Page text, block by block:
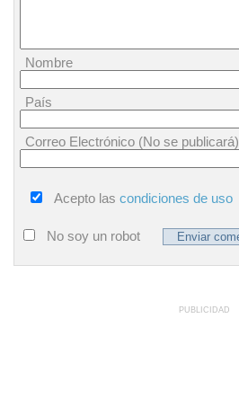
Nombre
País
Correo Electrónico (No se publicará)
Acepto las condiciones de uso
No soy un robot
PUBLICIDAD